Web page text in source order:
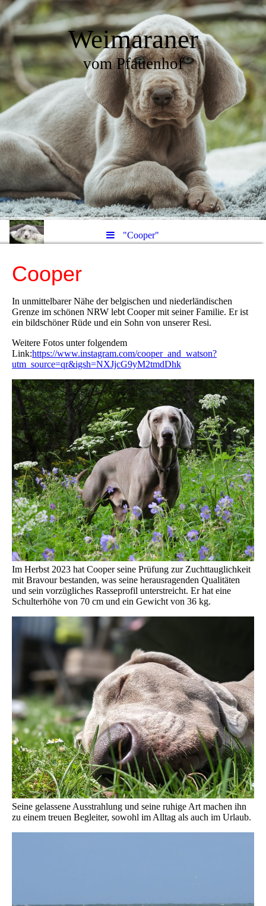
Weimaraner
vom Pfauenhof
"Cooper"
Cooper
In unmittelbarer Nähe der belgischen und niederländischen
Grenze im schönen NRW lebt Cooper mit seiner Familie. Er ist
ein bildschöner Rüde und ein Sohn von unserer Resi.
Weitere Fotos unter folgendem
Link:https://www.instagram.com/cooper_and_watson?
utm_source=qr&igsh=NXJjcG9yM2tmdDhk
Im Herbst 2023 hat Cooper seine Prüfung zur Zuchttauglichkeit
mit Bravour bestanden, was seine herausragenden Qualitäten
und sein vorzügliches Rasseprofil unterstreicht. Er hat eine
Schulterhöhe von 70 cm und ein Gewicht von 36 kg.
Seine gelassene Ausstrahlung und seine ruhige Art machen ihn
zu einem treuen Begleiter, sowohl im Alltag als auch im Urlaub.